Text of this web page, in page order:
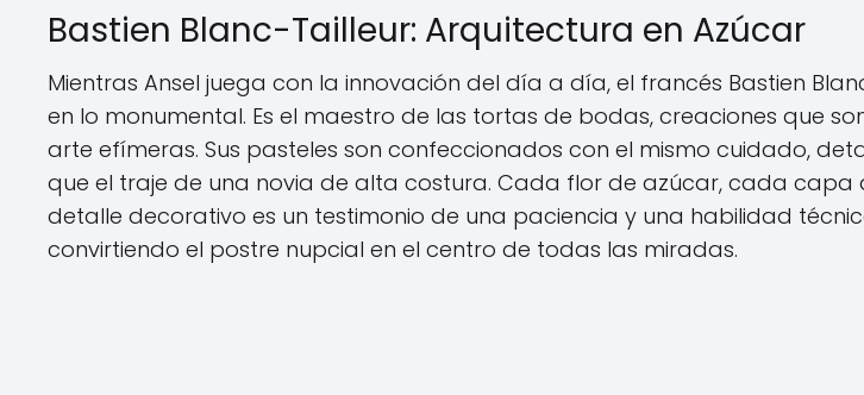
Bastien Blanc-Tailleur: Arquitectura en Azúcar
Mientras Ansel juega con la innovación del día a día, el francés Bastien
en lo monumental. Es el maestro de las tortas de bodas, creaciones que
arte efímeras. Sus pasteles son confeccionados con el mismo cuidado,
que el traje de una novia de alta costura. Cada flor de azúcar, cada capa
detalle decorativo es un testimonio de una paciencia y una habilidad
convirtiendo el postre nupcial en el centro de todas las miradas.